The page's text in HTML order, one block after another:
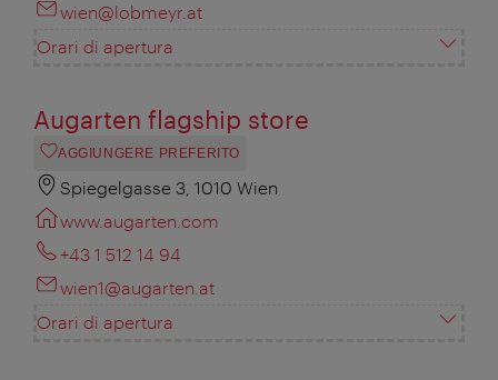
wien@lobmeyr.at
Orari di apertura
Augarten flagship store
AGGIUNGERE PREFERITO
Spiegelgasse 3, 1010 Wien
www.augarten.com
+43 1 512 14 94
wien1@augarten.at
Orari di apertura